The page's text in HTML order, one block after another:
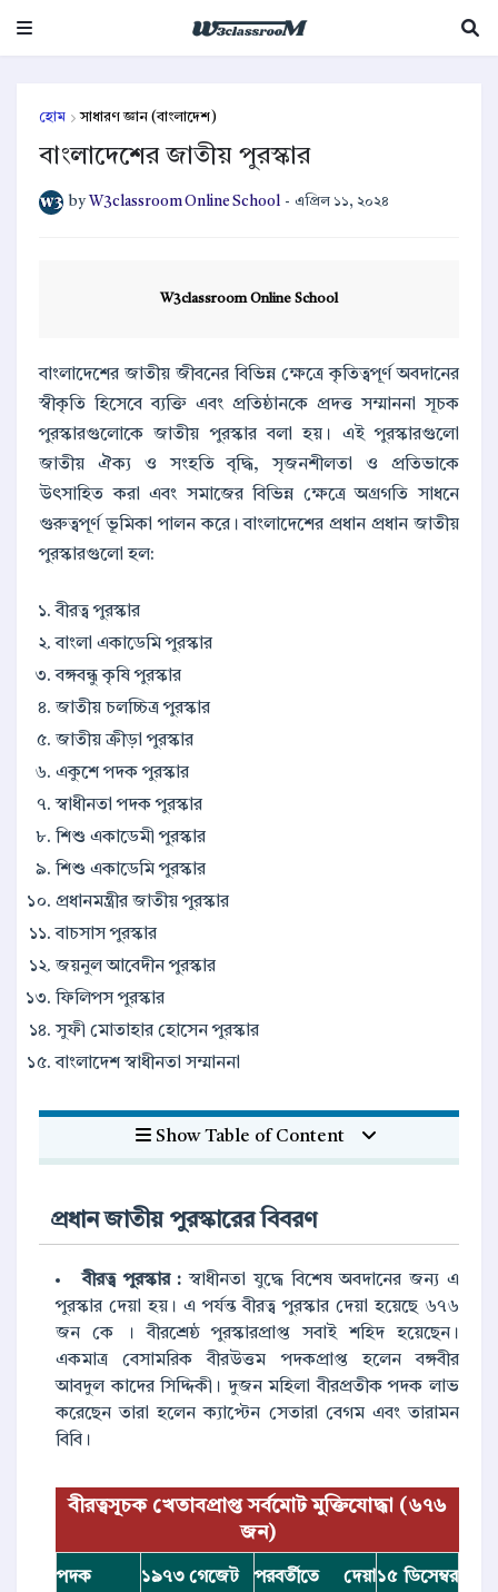
হোম সাধারণ জ্ঞান (বাংলাদেশ)
বাংলাদেশের জাতীয় পুরস্কার
by W3classroom Online School - এপ্রিল ১১, ২০২৪
W3classroom Online School
বাংলাদেশের জাতীয় জীবনের বিভিন্ন ক্ষেত্রে কৃতিত্বপূর্ণ অবদানের
স্বীকৃতি হিসেবে ব্যক্তি এবং প্রতিষ্ঠানকে প্রদত্ত সম্মাননা সূচক
পুরস্কারগুলোকে জাতীয় পুরস্কার বলা হয়। এই পুরস্কারগুলো
জাতীয় ঐক্য ও সংহতি বৃদ্ধি, সৃজনশীলতা ও প্রতিভাকে
উৎসাহিত করা এবং সমাজের বিভিন্ন ক্ষেত্রে অগ্রগতি সাধনে
গুরুত্বপূর্ণ ভূমিকা পালন করে। বাংলাদেশের প্রধান প্রধান জাতীয়
পুরস্কারগুলো হল:
বীরত্ব পুরস্কার
বাংলা একাডেমি পুরস্কার
বঙ্গবন্ধু কৃষি পুরস্কার
জাতীয় চলচ্চিত্র পুরস্কার
জাতীয় ক্রীড়া পুরস্কার
একুশে পদক পুরস্কার
স্বাধীনতা পদক পুরস্কার
শিশু একাডেমী পুরস্কার
শিশু একাডেমি পুরস্কার
প্রধানমন্ত্রীর জাতীয় পুরস্কার
বাচসাস পুরস্কার
জয়নুল আবেদীন পুরস্কার
ফিলিপস পুরস্কার
সুফী মোতাহার হোসেন পুরস্কার
বাংলাদেশ স্বাধীনতা সম্মাননা
Show Table of Content
প্রধান জাতীয় পুরস্কারের বিবরণ
বীরত্ব পুরস্কার : স্বাধীনতা যুদ্ধে বিশেষ অবদানের জন্য এ
পুরস্কার দেয়া হয়। এ পর্যন্ত বীরত্ব পুরস্কার দেয়া হয়েছে ৬৭৬
জন কে । বীরশ্রেষ্ঠ পুরস্কারপ্রাপ্ত সবাই শহিদ হয়েছেন।
একমাত্র বেসামরিক বীরউত্তম পদকপ্রাপ্ত হলেন বঙ্গবীর
আবদুল কাদের সিদ্দিকী। দুজন মহিলা বীরপ্রতীক পদক লাভ
করেছেন তারা হলেন ক্যাপ্টেন সেতারা বেগম এবং তারামন
বিবি।
বীরত্বসূচক খেতাবপ্রাপ্ত সর্বমোট মুক্তিযোদ্ধা (৬৭৬
জন)
পদক ১৯৭৩ গেজেট
পরবর্তীতে দেয়া১৫ ডিসেম্বর